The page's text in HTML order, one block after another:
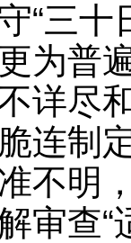
“三十
为普
详尽
脆连制
不明
审查“